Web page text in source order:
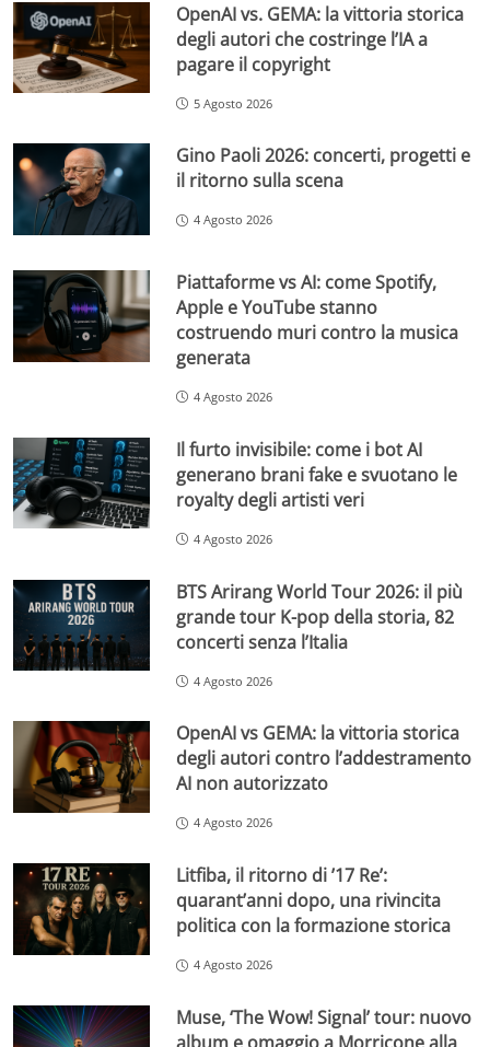
OpenAI vs. GEMA: la vittoria storica
degli autori che costringe l’IA a
pagare il copyright
5 Agosto 2026
Gino Paoli 2026: concerti, progetti e
il ritorno sulla scena
4 Agosto 2026
Piattaforme vs AI: come Spotify,
Apple e YouTube stanno
costruendo muri contro la musica
generata
4 Agosto 2026
Il furto invisibile: come i bot AI
generano brani fake e svuotano le
royalty degli artisti veri
4 Agosto 2026
BTS Arirang World Tour 2026: il più
grande tour K-pop della storia, 82
concerti senza l’Italia
4 Agosto 2026
OpenAI vs GEMA: la vittoria storica
degli autori contro l’addestramento
AI non autorizzato
4 Agosto 2026
Litfiba, il ritorno di ’17 Re’:
quarant’anni dopo, una rivincita
politica con la formazione storica
4 Agosto 2026
Muse, ‘The Wow! Signal’ tour: nuovo